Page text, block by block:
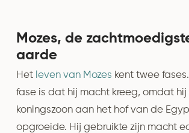
Mozes, de
aarde
Het leven van Mozes kent twee
fase is dat hij macht kreeg, omdat hij
koningszoon aan het hof van de
opgroeide. Hij gebruikte zijn macht